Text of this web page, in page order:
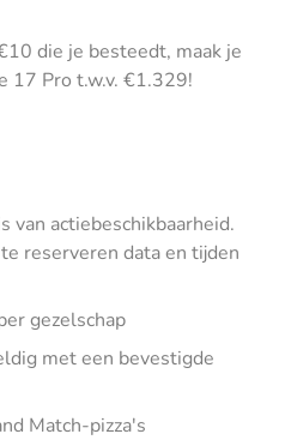
die je besteedt, maak je
17 Pro t.w.v. €1.329!
van actiebeschikbaarheid.
reserveren data en tijden
gezelschap
met een bevestigde
Match-pizza's